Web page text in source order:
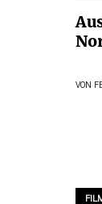
VON